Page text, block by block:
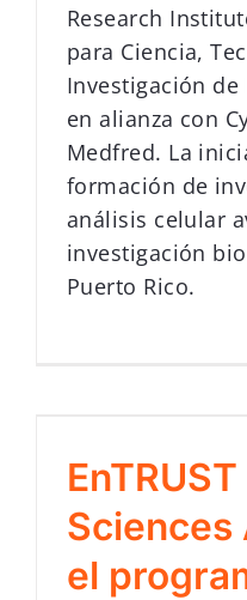
Research
para Ciencia,
Investigación de
en alianza con
Medfred. La
formación de
análisis celular
investigación
Puerto Rico.
el